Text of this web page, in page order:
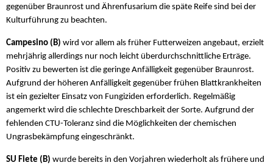
gegenüber Braunrost und Ährenfusarium die späte Reife sind bei der
Kulturführung zu beachten.
Campesino (B) wird vor allem als früher Futterweizen angebaut, erzielt
mehrjährig allerdings nur noch leicht überdurchschnittliche Erträge.
Positiv zu bewerten ist die geringe Anfälligkeit gegenüber Braunrost.
Aufgrund der höheren Anfälligkeit gegenüber frühen Blattkrankheiten
ist ein gezielter Einsatz von Fungiziden erforderlich. Regelmäßig
angemerkt wird die schlechte Dreschbarkeit der Sorte. Aufgrund der
fehlenden CTU-Toleranz sind die Möglichkeiten der chemischen
Ungrasbekämpfung eingeschränkt.
SU Fiete (B) wurde bereits in den Vorjahren wiederholt als frühere und